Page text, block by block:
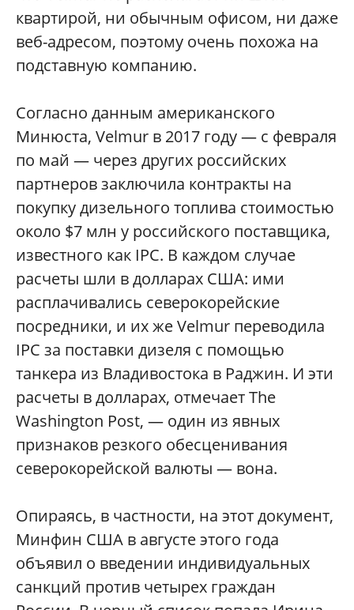
квартирой, ни обычным офисом, ни даже
веб-адресом, поэтому очень похожа на
подставную компанию.
Согласно данным американского
Минюста, Velmur в 2017 году — с февраля
по май — через других российских
партнеров заключила контракты на
покупку дизельного топлива стоимостью
около $7 млн у российского поставщика,
известного как IPC. В каждом случае
расчеты шли в долларах США: ими
расплачивались северокорейские
посредники, и их же Velmur переводила
IPC за поставки дизеля с помощью
танкера из Владивостока в Раджин. И эти
расчеты в долларах, отмечает The
Washington Post, — один из явных
признаков резкого обесценивания
северокорейской валюты — вона.
Опираясь, в частности, на этот документ,
Минфин США в августе этого года
объявил о введении индивидуальных
санкций против четырех граждан